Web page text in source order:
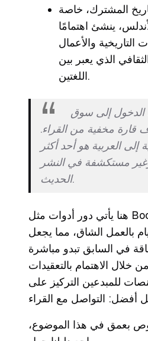
المشترك، خاصة
ينشئ اهتمامًا
التاريخية والأعمال
الذي يعبر بين
اللغتين.
الدخول إلى سوق
قارة مخفية من القراء.
إلى العربية هو أحد أكثر
مستكشفة في النشر
الحديث.
هنا يأتي دور أدوات مثل BookTranslator.ai.
بالعمل الشاق، مما يجعل
في السابق تبدو مباشرة
خلال الاهتمام بالتعقيدات
للمبدعين التركيز على
بعمق في هذا الموضوع،